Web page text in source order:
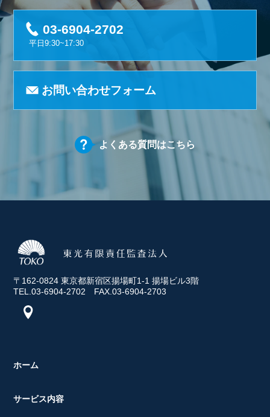
03-6904-2702
平日9:30~17:30
お問い合わせフォーム
よくある質問はこちら
〒162-0824 東京都新宿区揚場町1-1 揚場ビル3階
TEL.03-6904-2702 FAX.03-6904-2703
ホーム
サービス内容